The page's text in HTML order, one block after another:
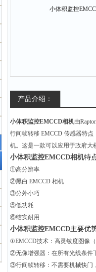
产品介绍：
小体积监控EMCCD相机由
行间帧转移 EMCCD 传感器特点
机。这是一款可以应用于政府大
小体积监控EMCCD相机特
①高分辨率
②黑白 EMCCD 相机
③分外小巧
⑤低功耗
⑥结实耐用
小体积监控EMCCD主要优
①EMCCD技术：高灵敏度图像（
②无像增强器：在所有光线条件
③行间帧转移：不需要机械快门